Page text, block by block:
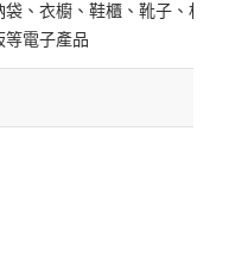
、衣櫥、鞋櫃、靴子、相機
等電子產品